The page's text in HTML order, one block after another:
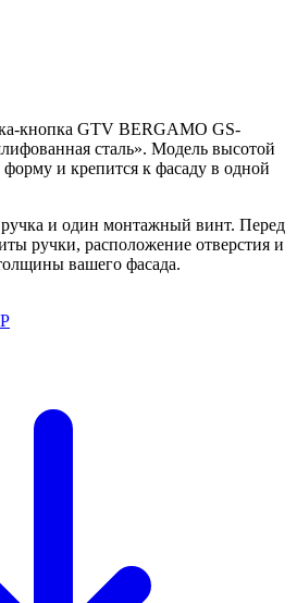
кнопка GTV BERGAMO GS-
сталь». Модель высотой
и крепится к фасаду в одной
и один монтажный винт. Перед
ручки, расположение отверстия и
вашего фасада.